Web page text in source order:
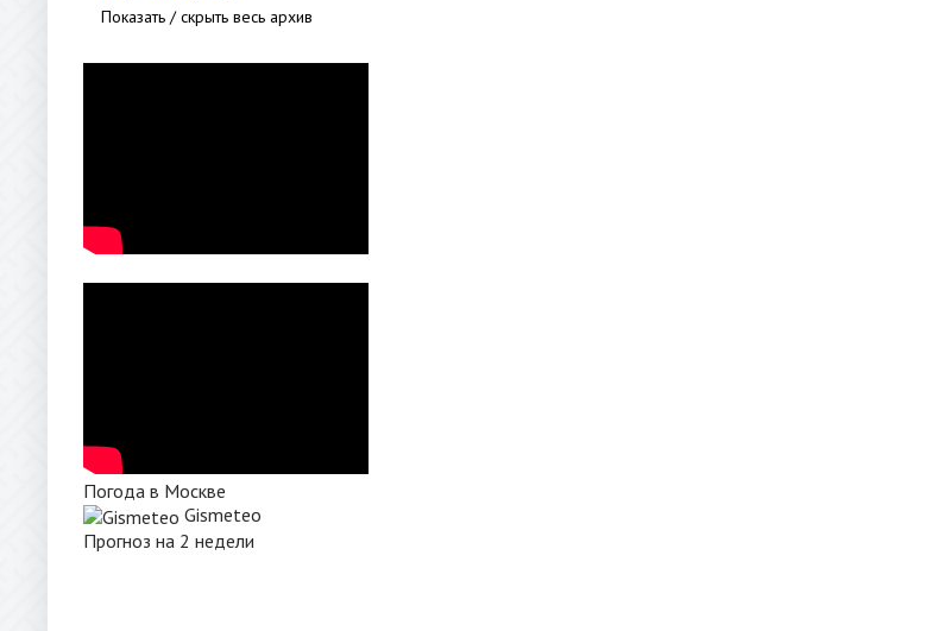
Показать / скрыть весь архив
Погода в Москве
Gismeteo
Прогноз на 2 недели